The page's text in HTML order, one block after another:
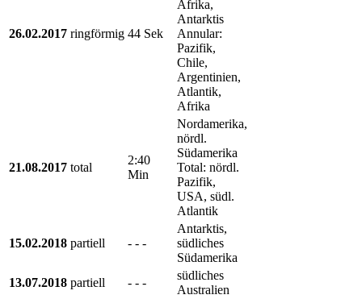
26.02.2017 ringförmig 44 Sek
Afrika,
Antarktis
Annular:
Pazifik,
Chile,
Argentinien,
Atlantik,
Afrika
21.08.2017 total
2:40
Min
Nordamerika,
nördl.
Südamerika
Total: nördl.
Pazifik,
USA, südl.
Atlantik
15.02.2018 partiell - - -
Antarktis,
südliches
Südamerika
13.07.2018 partiell - - -
südliches
Australien